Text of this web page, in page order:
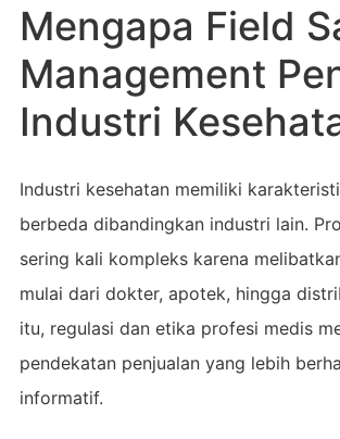
Mengapa Field
Management
Industri
Industri kesehatan memiliki
berbeda dibandingkan industri lain.
sering kali kompleks karena
mulai dari dokter, apotek, hingga
itu, regulasi dan etika profesi medis
pendekatan penjualan yang lebih
informatif.